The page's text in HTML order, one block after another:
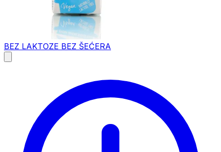
BEZ LAKTOZE BEZ ŠEĆERA